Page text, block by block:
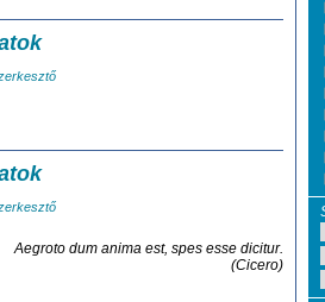
Aegroto dum anima est, spes esse dicitur.
(Cicero)